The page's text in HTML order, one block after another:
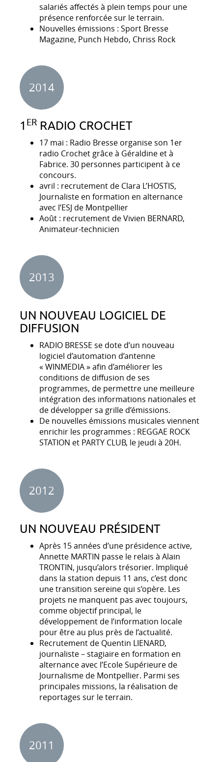
salariés affectés à plein temps pour une
présence renforcée sur le terrain.
Nouvelles émissions : Sport Bresse
Magazine, Punch Hebdo, Chriss Rock
2014
1 ER RADIO CROCHET
17 mai : Radio Bresse organise son 1er
radio Crochet grâce à Géraldine et à
Fabrice. 30 personnes participent à ce
concours.
avril : recrutement de Clara L’HOSTIS,
Journaliste en formation en alternance
avec l’ESJ de Montpellier
Août : recrutement de Vivien BERNARD,
Animateur-technicien
2013
UN NOUVEAU LOGICIEL DE
DIFFUSION
RADIO BRESSE se dote d’un nouveau
logiciel d’automation d’antenne
« WINMEDIA » afin d’améliorer les
conditions de diffusion de ses
programmes, de permettre une meilleure
intégration des informations nationales et
de développer sa grille d’émissions.
De nouvelles émissions musicales viennent
enrichir les programmes : REGGAE ROCK
STATION et PARTY CLUB, le jeudi à 20H.
2012
UN NOUVEAU PRÉSIDENT
Après 15 années d’une présidence active,
Annette MARTIN passe le relais à Alain
TRONTIN, jusqu’alors trésorier. Impliqué
dans la station depuis 11 ans, c’est donc
une transition sereine qui s’opère. Les
projets ne manquent pas avec toujours,
comme objectif principal, le
développement de l’information locale
pour être au plus près de l’actualité.
Recrutement de Quentin LIENARD,
journaliste – stagiaire en formation en
alternance avec l’Ecole Supérieure de
Journalisme de Montpellier. Parmi ses
principales missions, la réalisation de
reportages sur le terrain.
2011